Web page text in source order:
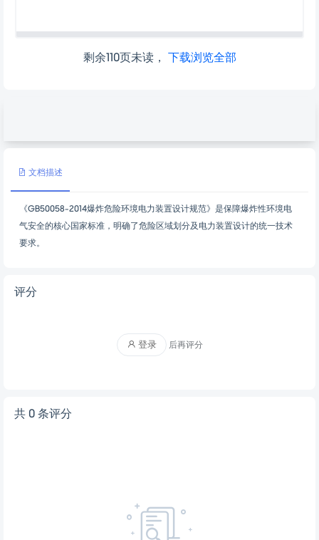
剩余110页未读， 下载浏览全部
文档描述
《GB50058-2014爆炸危险环境电力装置设计规范》是保障爆炸性环境电
气安全的核心国家标准，明确了危险区域划分及电力装置设计的统一技术
要求。
评分
登录 后再评分
共 0 条评分